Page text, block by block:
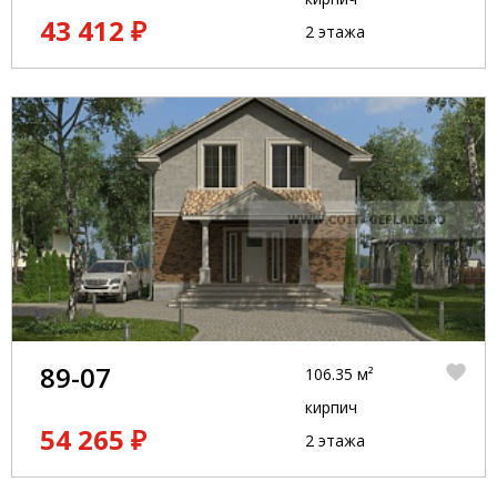
43 412 ₽
2 этажа
89-07
54 265 ₽
106.35 м²
кирпич
2 этажа